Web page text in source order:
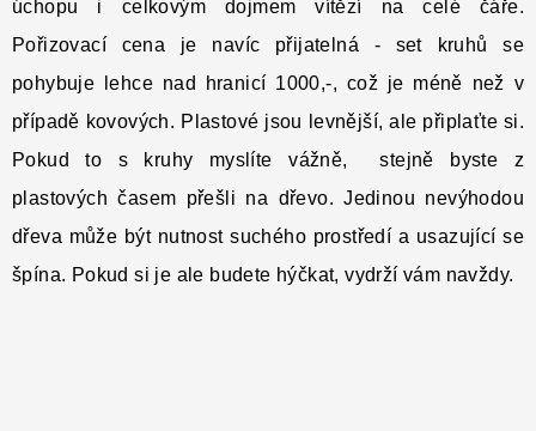
úchopu i celkovým dojmem vítězí na celé čáře.
Pořizovací cena je navíc přijatelná - set kruhů se
pohybuje lehce nad hranicí 1000,-, což je méně než v
případě kovových. Plastové jsou levnější, ale připlaťte si.
Pokud to s kruhy myslíte vážně, stejně byste z
plastových časem přešli na dřevo. Jedinou nevýhodou
dřeva může být nutnost suchého prostředí a usazující se
špína. Pokud si je ale budete hýčkat, vydrží vám navždy.